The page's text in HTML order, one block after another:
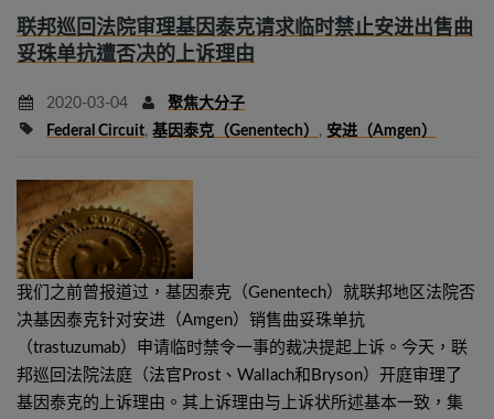
联邦巡回法院审理基因泰克请求临时禁止安进出售曲
妥珠单抗遭否决的上诉理由
2020-03-04
聚焦大分子
Federal Circuit, 基因泰克（Genentech） , 安进（Amgen）
我们之前曾报道过，基因泰克（Genentech）就联邦地区法院否
决基因泰克针对安进（Amgen）销售曲妥珠单抗
（trastuzumab）申请临时禁令一事的裁决提起上诉。今天，联
邦巡回法院法庭（法官Prost、Wallach和Bryson）开庭审理了
基因泰克的上诉理由。其上诉理由与上诉状所述基本一致，集